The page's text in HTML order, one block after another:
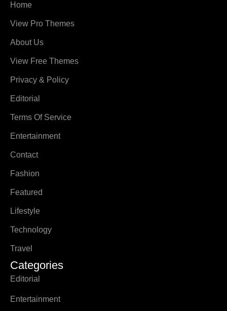
Home
View Pro Themes
About Us
View Free Themes
Privacy & Policy
Editorial
Terms Of Service
Entertainment
Contact
Fashion
Featured
Lifestyle
Technology
Travel
Categories
Editorial
Entertainment